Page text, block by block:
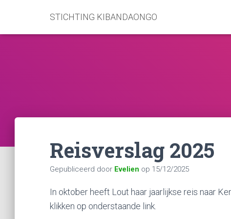
STICHTING KIBANDAONGO
Reisverslag 2025
Gepubliceerd door Evelien op 15/12/2025
In oktober heeft Lout haar jaarlijkse reis naar
klikken op onderstaande link.